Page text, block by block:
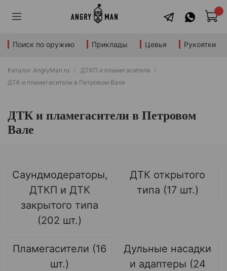
Поиск по оружию Приклады Цевья Рукоятки
Каталог AngryMan.ru
ДТКП и пламегасители
ДТК и пламегасители в Петровом Вале
ДТК и пламегасители в Петровом
Вале
Саундмодераторы,
ДТКП и ДТК
закрытого типа
(202 шт.)
ДТК открытого
типа (17 шт.)
Пламегасители (16
шт.)
Дульные насадки
и адаптеры (24